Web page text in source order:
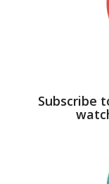
Subscribe